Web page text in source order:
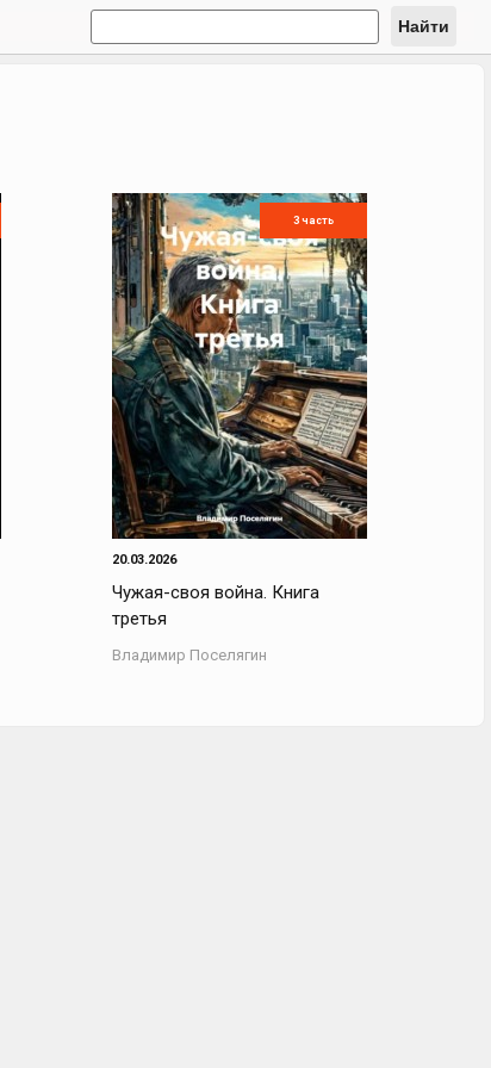
Найти
3 часть
20.03.2026
Чужая-своя война. Книга
третья
Владимир Поселягин